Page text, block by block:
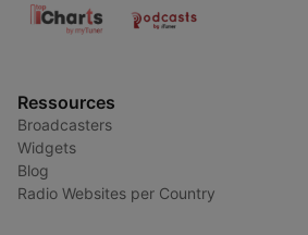
Ressources
Broadcasters
Widgets
Blog
Radio Websites per Country